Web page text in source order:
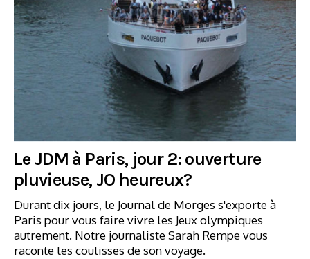
Le JDM à Paris, jour 2: ouverture
pluvieuse, JO heureux?
Durant dix jours, le Journal de Morges s'exporte à
Paris pour vous faire vivre les Jeux olympiques
autrement. Notre journaliste Sarah Rempe vous
raconte les coulisses de son voyage.